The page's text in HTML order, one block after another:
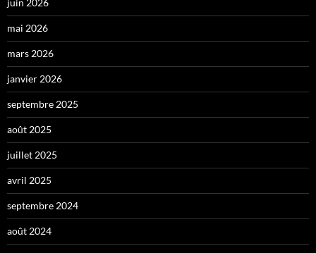
mai 2026
mars 2026
janvier 2026
septembre 2025
août 2025
juillet 2025
avril 2025
septembre 2024
août 2024